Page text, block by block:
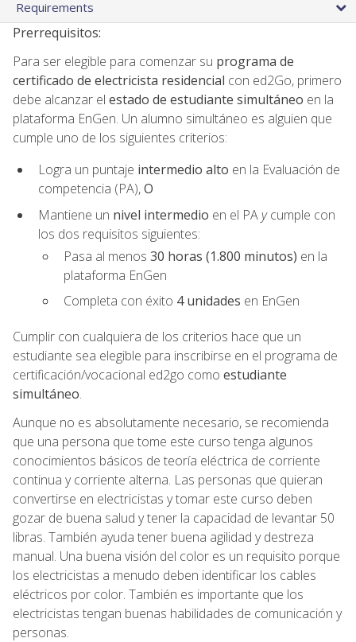
Requirements
Prerrequisitos:
Para ser elegible para comenzar su programa de
certificado de electricista residencial con ed2Go, primero
debe alcanzar el estado de estudiante simultáneo en la
plataforma EnGen. Un alumno simultáneo es alguien que
cumple uno de los siguientes criterios:
Logra un puntaje intermedio alto en la Evaluación de
competencia (PA),O
Mantiene un nivel intermedio en el PAycumple con
los dos requisitos siguientes:
Pasa al menos 30 horas (1.800 minutos) en la
plataforma EnGen
Completa con éxito 4 unidades en EnGen
Cumplir con cualquiera de los criterios hace que un
estudiante sea elegible para inscribirse en el programa de
certificación/vocacional ed2go como estudiante
simultáneo.
Aunque no es absolutamente necesario, se recomienda
que una persona que tome este curso tenga algunos
conocimientos básicos de teoría eléctrica de corriente
continua y corriente alterna. Las personas que quieran
convertirse en electricistas y tomar este curso deben
gozar de buena salud y tener la capacidad de levantar 50
libras. También ayuda tener buena agilidad y destreza
manual. Una buena visión del color es un requisito porque
los electricistas a menudo deben identificar los cables
eléctricos por color. También es importante que los
electricistas tengan buenas habilidades de comunicación y
personas.